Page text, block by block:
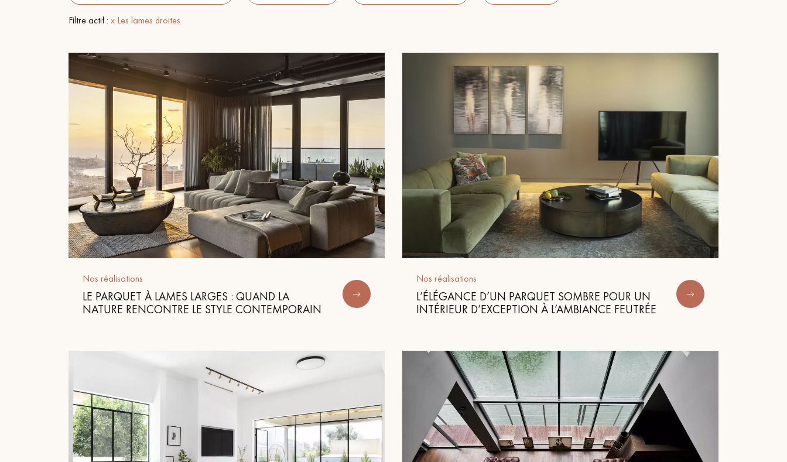
Nos conseillers sont disponibles au
09-8899140
VOUS AVEZ UN PROJET ?
Nos experts sont à votre disposition pour vous guider pas à pas dans le choix et la pose de votre parquet.
Un expert Décoplus Parquets vous
appelle
Demandez un rendez-vous
personnalisé
Obtenez un devis gratuit !
Filtre actif : x Les lames droites
Nos réalisations
LE PARQUET À LAMES LARGES : QUAND LA
NATURE RENCONTRE LE STYLE CONTEMPORAIN
Nos réalisations
L’ÉLÉGANCE D’UN PARQUET SOMBRE POUR UN
INTÉRIEUR D’EXCEPTION À L’AMBIANCE FEUTRÉE